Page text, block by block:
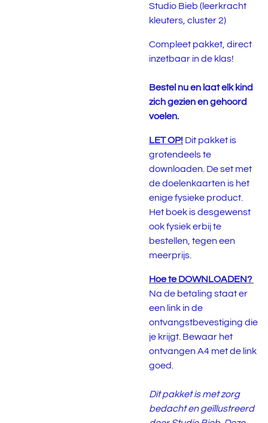
Studio Bieb (leerkracht
kleuters, cluster 2)
Compleet pakket, direct
inzetbaar in de klas!
Bestel nu en laat elk kind
zich gezien en gehoord
voelen.
LET OP! Dit pakket is
grotendeels te
downloaden. De set met
de doelenkaarten is het
enige fysieke product.
Het boek is desgewenst
ook fysiek erbij te
bestellen, tegen een
meerprijs.
Hoe te DOWNLOADEN?
Na de betaling staat er
een link in de
ontvangstbevestiging die
je krijgt. Bewaar het
ontvangen A4 met de link
goed.
Dit pakket is met zorg
bedacht en geïllustreerd